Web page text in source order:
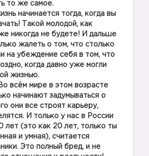
то же самое.
начинается тогда, когда вы
Такой молодой, как
никогда не будете! И дальше
жалеть о том, что столько
на убеждение себя в том, что
когда давно уже могли
жизнью.
всём мире в этом возрасте
начинают задумываться о
они все строят карьеру,
И только у нас в России
лет (это как 20 лет, только ты
и умная), считается
Это полный бред, и не